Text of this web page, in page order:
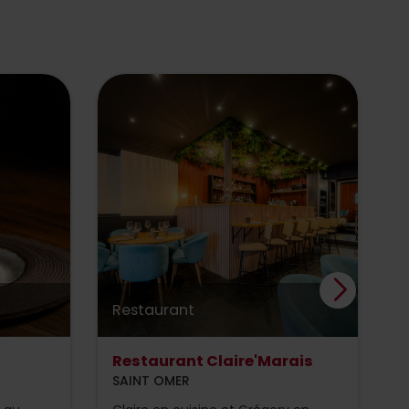
Restaurant
Restaurant Claire'Marais
SAINT OMER